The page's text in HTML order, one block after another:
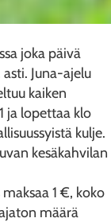
joka päivä
Juna-ajelu
kaiken
ja lopettaa klo
kulje.
kesäkahvilan
1 €, koko
määrä